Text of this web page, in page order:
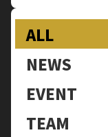
ALL
NEWS
EVENT
TEAM